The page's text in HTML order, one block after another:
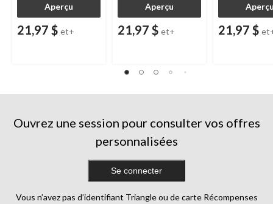
Aperçu
21,97 $ et+
Aperçu
21,97 $ et+ 21,97 $
Ouvrez une session pour consulter vos offres
personnalisées
Se connecter
Vous n’avez pas d’identifiant Triangle ou de carte Récompenses